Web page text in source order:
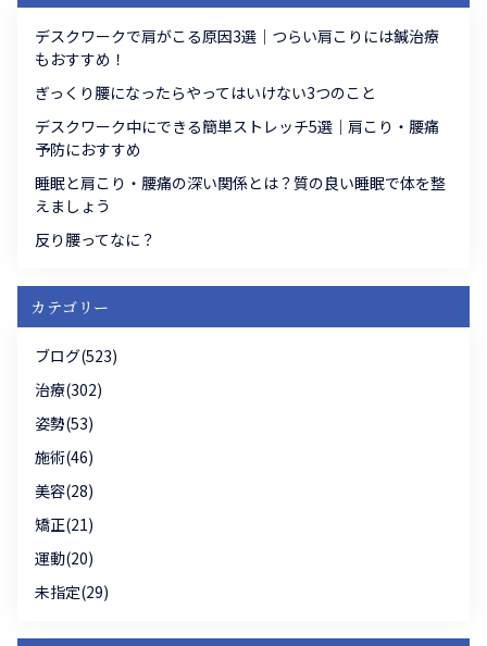
デスクワークで肩がこる原因3選｜つらい肩こりには鍼治療
もおすすめ！
ぎっくり腰になったらやってはいけない3つのこと
デスクワーク中にできる簡単ストレッチ5選｜肩こり・腰痛
予防におすすめ
睡眠と肩こり・腰痛の深い関係とは？質の良い睡眠で体を整
えましょう
反り腰ってなに？
カテゴリー
ブログ(523)
治療(302)
姿勢(53)
施術(46)
美容(28)
矯正(21)
運動(20)
未指定(29)